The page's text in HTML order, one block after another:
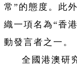
常”的態度。此
織一項名為“香
動發言者之一。
全國港澳研